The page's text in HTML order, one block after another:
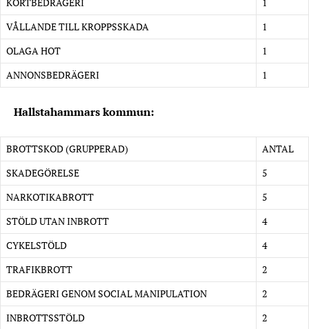
VÅLLANDE TILL KROPPSSKADA
1
OLAGA HOT
1
ANNONSBEDRÄGERI
1
Hallstahammars kommun:
BROTTSKOD (GRUPPERAD)
ANTAL
SKADEGÖRELSE
5
NARKOTIKABROTT
5
STÖLD UTAN INBROTT
4
CYKELSTÖLD
4
TRAFIKBROTT
2
BEDRÄGERI GENOM SOCIAL MANIPULATION
2
INBROTTSSTÖLD
2